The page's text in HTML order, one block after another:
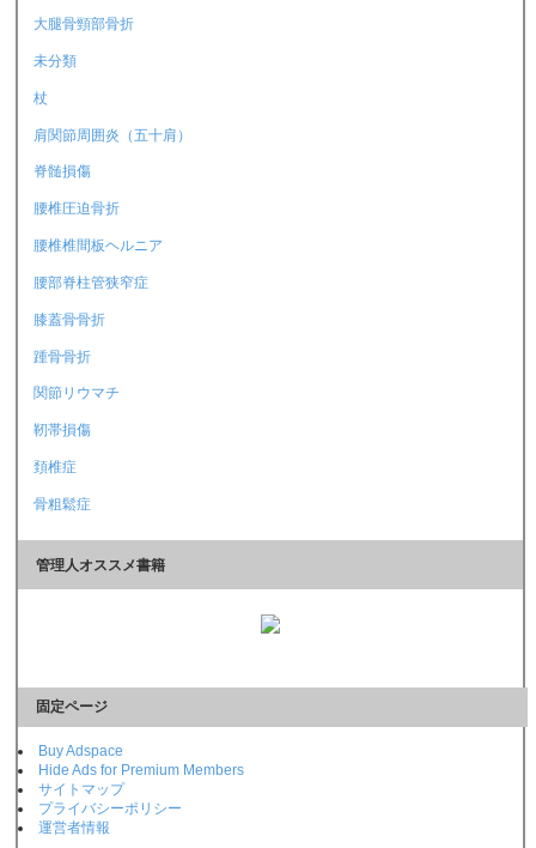
大腿骨頸部骨折
未分類
杖
肩関節周囲炎（五十肩）
脊髄損傷
腰椎圧迫骨折
腰椎椎間板ヘルニア
腰部脊柱管狭窄症
膝蓋骨骨折
踵骨骨折
関節リウマチ
靭帯損傷
頚椎症
骨粗鬆症
管理人オススメ書籍
固定ページ
Buy Adspace
Hide Ads for Premium Members
サイトマップ
プライバシーポリシー
運営者情報